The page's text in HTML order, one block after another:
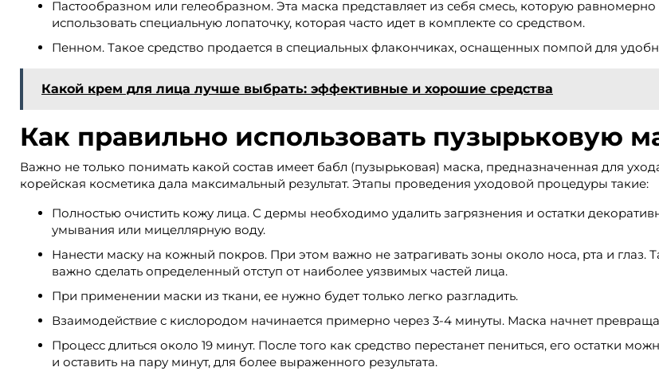
Пастообразном или гелеобразном. Эта маска представляет из себя смесь, которую
использовать специальную лопаточку, которая часто идет в комплекте со средством.
Пенном. Такое средство продается в специальных флакончиках, оснащенных помпой для
Какой крем для лица лучше выбрать: эффективные и хорошие средства
Как правильно использовать пузырьковую
Важно не только понимать какой состав имеет бабл (пузырьковая) маска, предназначенная для
корейская косметика дала максимальный результат. Этапы проведения уходовой процедуры такие:
Полностью очистить кожу лица. С дермы необходимо удалить загрязнения и остатки
умывания или мицеллярную воду.
Нанести маску на кожный покров. При этом важно не затрагивать зоны около носа, рта и глаз.
важно сделать определенный отступ от наиболее уязвимых частей лица.
При применении маски из ткани, ее нужно будет только легко разгладить.
Взаимодействие с кислородом начинается примерно через 3-4 минуты. Маска начнет
Процесс длиться около 19 минут. После того как средство перестанет пениться, его остатки
и оставить на пару минут, для более выраженного результата.